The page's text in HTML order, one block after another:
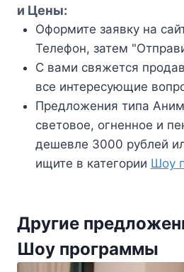
и Цены:
Оформите заявку на
Телефон, затем
С вами свяжется
все интересующие
Предложения типа
световое, огненное и
дешевле 3000 рублей
ищите в категории Шоу
Другие
Шоу программы